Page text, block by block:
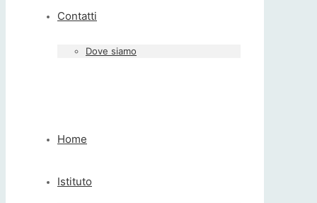
Contatti
Dove siamo
Home
Istituto